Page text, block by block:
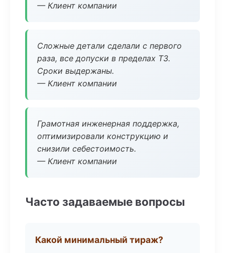
— Клиент компании
Сложные детали сделали с первого
раза, все допуски в пределах ТЗ.
Сроки выдержаны.
— Клиент компании
Грамотная инженерная поддержка,
оптимизировали конструкцию и
снизили себестоимость.
— Клиент компании
Часто задаваемые вопросы
Какой минимальный тираж?